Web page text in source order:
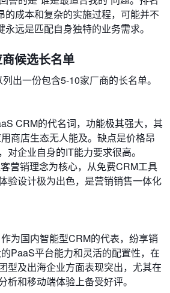
的成本和复杂的实施过程，可能并不
远是匹配自身独特的业务需求。
候选长名单
出一份包含5-10家厂商的长名单。
CRM的代名词，功能极其强大，其
商店生态无人能及。缺点是价格昂
对企业自身的IT能力要求很高。
营销理念为核心，从免费CRM工具
验设计极为出色，是营销销售一体化
作为国内智能型CRM的代表，纷享销
PaaS平台能力和灵活的配置性，在
型及出海企业方面表现突出，尤其在
析和移动端体验上备受好评。